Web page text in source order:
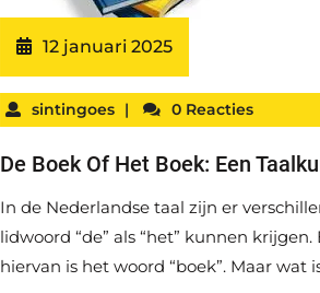
12 januari 2025
sintingoes | 0 Reacties
De Boek Of Het Boek: Een
In de Nederlandse taal zijn er
lidwoord “de” als “het” kunnen
hiervan is het woord “boek”. Maar